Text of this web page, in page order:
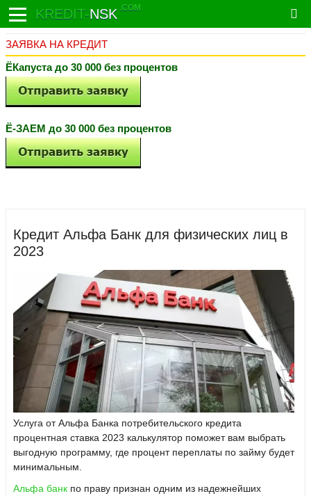
KREDIT-NSK .COM
ЗАЯВКА НА КРЕДИТ
ЁКапуста до 30 000 без процентов
Ё-ЗАЕМ до 30 000 без процентов
Кредит Альфа Банк для физических лиц в
2023
Услуга от Альфа Банка потребительского кредита
процентная ставка 2023 калькулятор поможет вам выбрать
выгодную программу, где процент переплаты по займу будет
минимальным.
Альфа банк по праву признан одним из надежнейших